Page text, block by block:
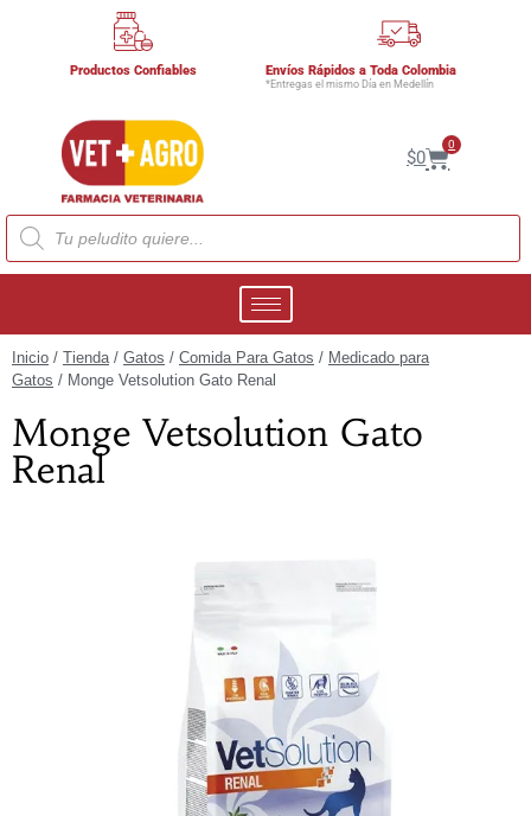
Productos Confiables Envíos Rápidos a Toda Colombia
*Entregas el mismo Día en Medellín
$0
0
Inicio / Tienda/ Gatos / Comida Para Gatos / Medicado para
Gatos / Monge Vetsolution Gato Renal
Monge Vetsolution Gato
Renal